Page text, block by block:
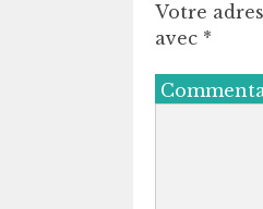
Votre
avec *